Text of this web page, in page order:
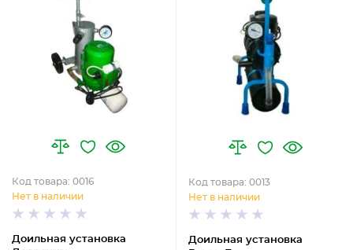
Доильная установка
Код товара: 0016
Нет в наличии
Доильная установка
Код товара: 0013
Нет в наличии